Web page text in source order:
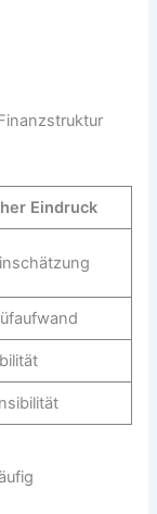
Eindruck